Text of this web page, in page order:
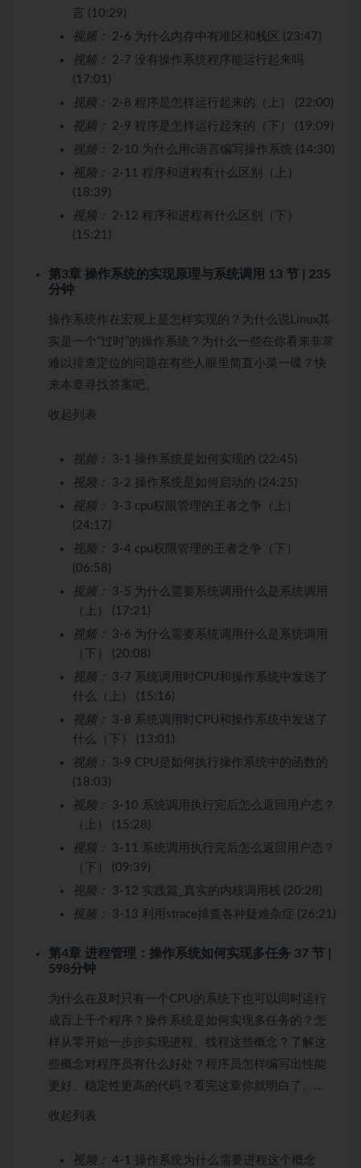
言 (10:29)
视频：
2-6 为什么内存中有堆区和栈区 (23:47)
视频：
2-7 没有操作系统程序能运行起来吗
(17:01)
视频：
2-8 程序是怎样运行起来的（上） (22:00)
视频：
2-9 程序是怎样运行起来的（下） (19:09)
视频：
2-10 为什么用c语言编写操作系统 (14:30)
视频：
2-11 程序和进程有什么区别（上）
(18:39)
视频：
2-12 程序和进程有什么区别（下）
(15:21)
第3章 操作系统的实现原理与系统调用 13 节 | 235
分钟
操作系统作在宏观上是怎样实现的？为什么说Linux其
实是一个“过时”的操作系统？为什么一些在你看来非常
难以排查定位的问题在有些人眼里简直小菜一碟？快
来本章寻找答案吧。
收起列表
视频：
3-1 操作系统是如何实现的 (22:45)
视频：
3-2 操作系统是如何启动的 (24:25)
视频：
3-3 cpu权限管理的王者之争（上）
(24:17)
视频：
3-4 cpu权限管理的王者之争（下）
(06:58)
视频：
3-5 为什么需要系统调用什么是系统调用
（上） (17:21)
视频：
3-6 为什么需要系统调用什么是系统调用
（下） (20:08)
视频：
3-7 系统调用时CPU和操作系统中发送了
什么（上） (15:16)
视频：
3-8 系统调用时CPU和操作系统中发送了
什么（下） (13:01)
视频：
3-9 CPU是如何执行操作系统中的函数的
(18:03)
视频：
3-10 系统调用执行完后怎么返回用户态？
（上） (15:28)
视频：
3-11 系统调用执行完后怎么返回用户态？
（下） (09:39)
视频：
3-12 实践篇_真实的内核调用栈 (20:28)
视频：
3-13 利用strace排查各种疑难杂症 (26:21)
第4章 进程管理：操作系统如何实现多任务 37 节 |
598分钟
为什么在及时只有一个CPU的系统下也可以同时运行
成百上千个程序？操作系统是如何实现多任务的？怎
样从零开始一步步实现进程、线程这些概念？了解这
些概念对程序员有什么好处？程序员怎样编写出性能
更好、稳定性更高的代码？看完这章你就明白了。…
收起列表
视频： 4-1 操作系统为什么需要进程这个概念